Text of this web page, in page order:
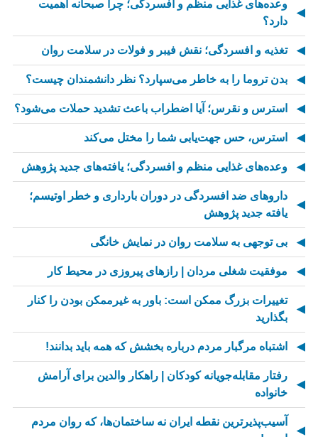
وعده‌های غذایی منظم و افسردگی؛ چرا صبحانه اهمیت
دارد؟
تغذیه و افسردگی؛ نقش فیبر و فولات در سلامت روان
بدن تروما را به خاطر می‌سپارد؟ نظر دانشمندان چیست؟
استرس و نقرس؛ آیا اضطراب باعث تشدید حملات می‌شود؟
استرس، حس جهت‌یابی شما را مختل می‌کند
وعده‌های غذایی منظم و افسردگی؛ یافته‌های جدید پژوهش
داروهای ضد افسردگی در دوران بارداری و خطر اوتیسم؛
یافته جدید پژوهش
بی توجهی به سلامت روان در نمایش خانگی
موفقیت شغلی مردان | رازهای پیروزی در محیط کار
تغییرات بزرگ ممکن است: باور به غیرممکن بودن را کنار
بگذارید
اشتباه مرگبار مردم درباره بخشش که همه باید بدانند!
رفتار مقابله‌جویانه کودکان | راهکار والدین برای آرامش
خانواده
آسیب‌پذیرترین نقطه ایران نه ساختمان‌ها، که روان مردم